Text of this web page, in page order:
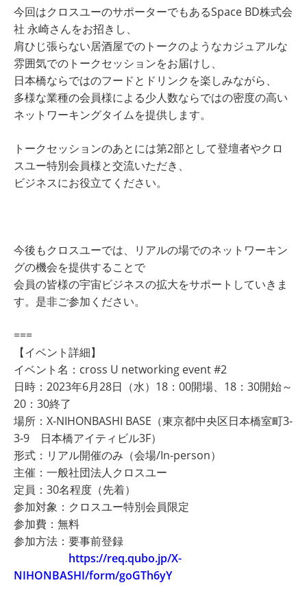
今回はクロスユーのサポーターでもあるSpace BD株式会
社 永崎さんをお招きし、
肩ひじ張らない居酒屋でのトークのようなカジュアルな
雰囲気でのトークセッションをお届けし、
日本橋ならではのフードとドリンクを楽しみながら、
多様な業種の会員様による少人数ならではの密度の高い
ネットワーキングタイムを提供します。
トークセッションのあとには第2部として登壇者やクロ
スユー特別会員様と交流いただき、
ビジネスにお役立てください。
今後もクロスユーでは、リアルの場でのネットワーキン
グの機会を提供することで
会員の皆様の宇宙ビジネスの拡大をサポートしていきま
す。是非ご参加ください。
===
【イベント詳細】
イベント名：cross U networking event #2
日時：2023年6月28日（水）18：00開場、18：30開始～
20：30終了
場所：X-NIHONBASHI BASE（東京都中央区⽇本橋室町3-
3-9 日本橋アイティビル3F）
形式：リアル開催のみ（会場/In-person）
主催：一般社団法人クロスユー
定員：30名程度（先着）
参加対象：クロスユー特別会員限定
参加費：無料
参加方法：要事前登録
https://req.qubo.jp/X-
NIHONBASHI/form/goGTh6yY